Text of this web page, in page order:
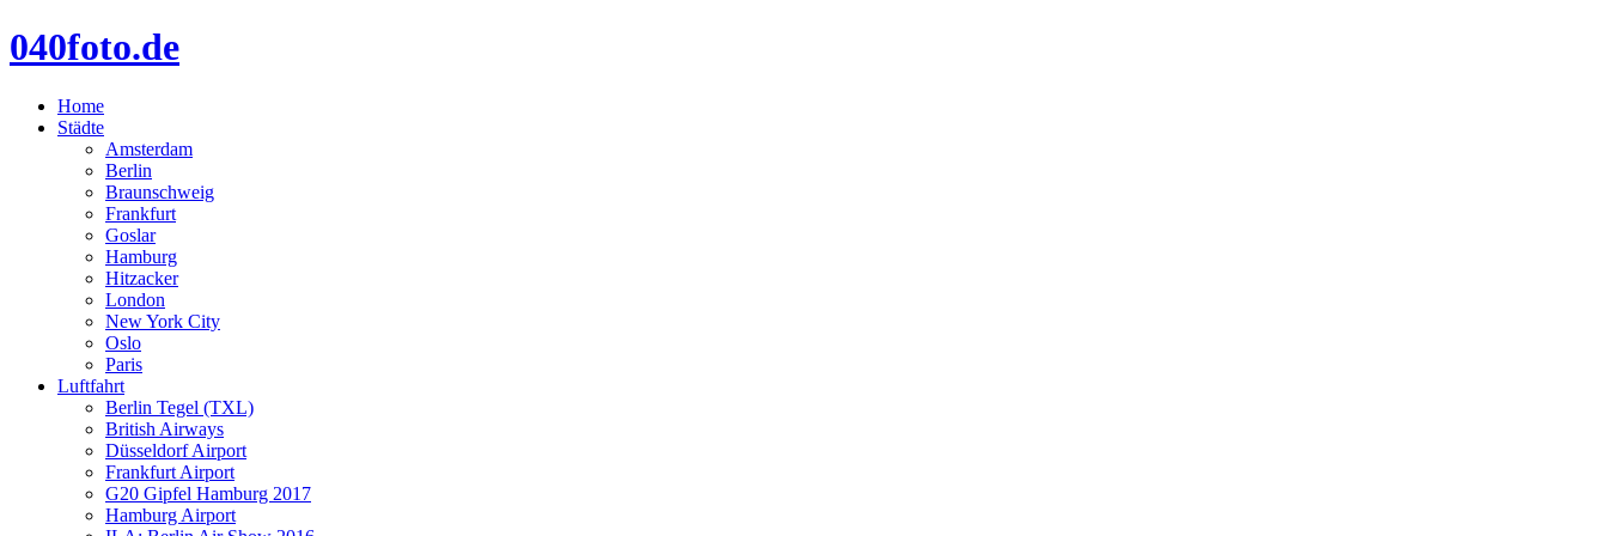
040foto.de
Home
Städte
Amsterdam
Berlin
Braunschweig
Frankfurt
Goslar
Hamburg
Hitzacker
London
New York City
Oslo
Paris
Luftfahrt
Berlin Tegel (TXL)
British Airways
Düsseldorf Airport
Frankfurt Airport
G20 Gipfel Hamburg 2017
Hamburg Airport